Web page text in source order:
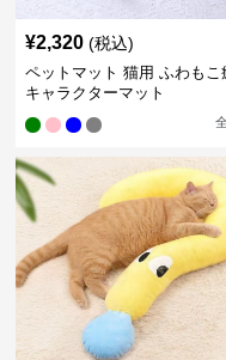
¥2,320 (税込)
ペットマット 猫用 ふわもこ
キャラクターマット